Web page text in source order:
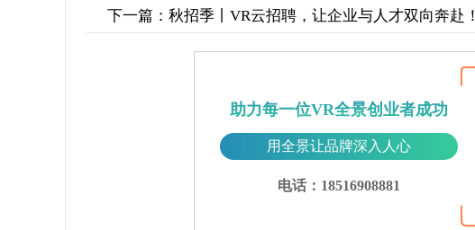
下一篇： 秋招季丨VR云招聘，让企业与人才双向奔赴！
助力每一位VR全景创业者成功
用全景让品牌深入人心
电话：18516908881